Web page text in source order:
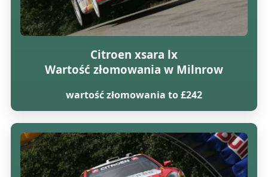
Citroen xsara lx
Wartość złomowania w Milnrow
wartość złomowania to £242